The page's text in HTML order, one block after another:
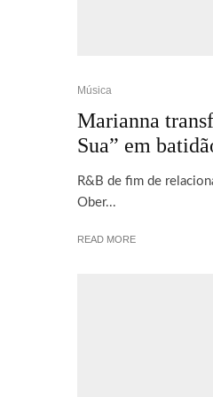
Música
Marianna
Sua” em
R&B de fim de
Ober...
READ MORE